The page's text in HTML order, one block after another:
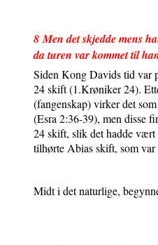
8 Men det skjedde mens
da turen var kommet til
Siden Kong Davids tid var
24 skift (1.Krøniker 24).
(fangenskap) virker det
(Esra 2:36-39), men disse
24 skift, slik det hadde vært
tilhørte Abias skift, som var
Midt i det naturlige,